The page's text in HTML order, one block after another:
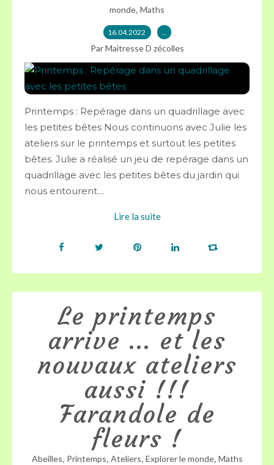
monde, Maths
16.04.2022 …
Par Maitresse D zécolles
Printemps : Repérage dans un quadrillage avec
les petites bêtes Nous continuons avec Julie les
ateliers sur le printemps et surtout les petites
bêtes. Julie a réalisé un jeu de repérage dans un
quadrillage avec les petites bêtes du jardin qui
nous entourent....
Lire la suite
Le printemps
arrive ... et les
nouvaux ateliers
aussi !!!
Farandole de
fleurs !
Abeilles, Printemps, Ateliers, Explorer le monde, Maths